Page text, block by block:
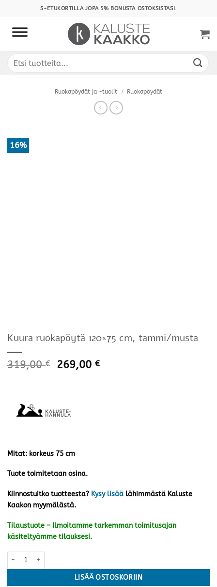
content
S-ETUKORTILLA JOPA 5% BONUSTA OSTOKSISTASI.
Etsi:
Ruokapöydät ja -tuolit / Ruokapöydät
16%
Kuura ruokapöytä 120×75 cm, tammi/musta
319,00€ 269,00€
Mitat: korkeus 75 cm
Tuote toimitetaan osina.
Kiinnostuitko tuotteesta? Kysy lisää lähimmästä Kaluste
Kaakon myymälästä.
Tilaustuote – Ilmoitamme tarkemman toimitusajan
käsiteltyämme tilauksesi.
Kuura ruokapöytä 120x75 cm, tammi/musta määrä
LISÄÄ OSTOSKORIIN